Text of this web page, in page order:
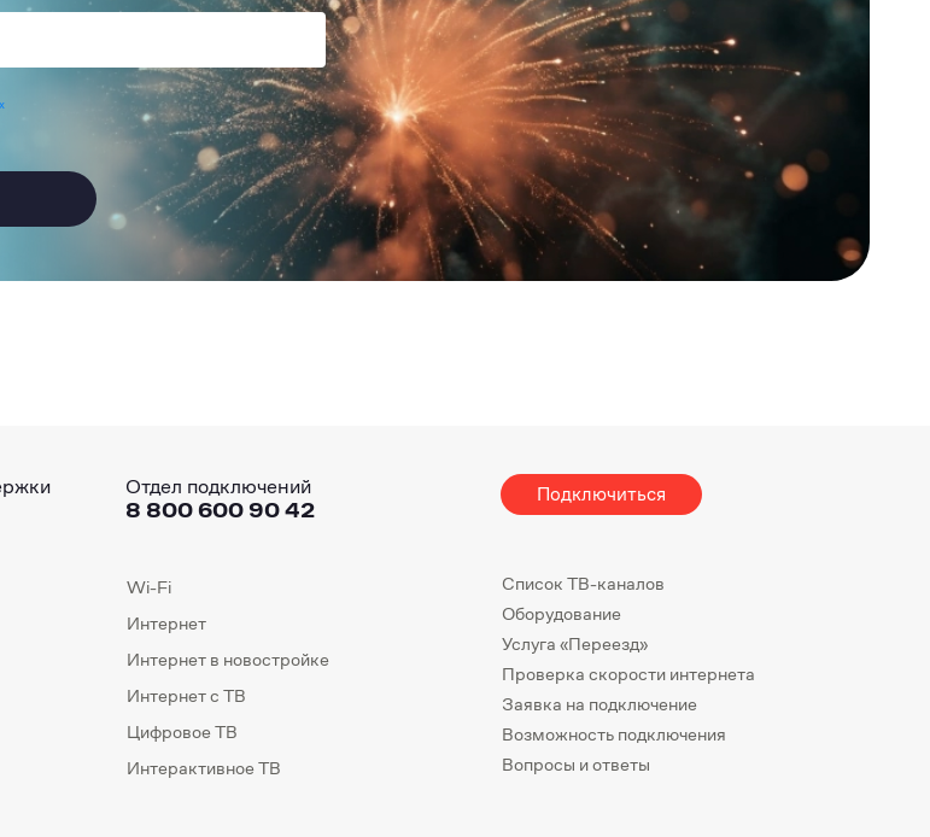
Отдел подключений
8 800 600 90 42
Подключиться
Wi-Fi
Интернет
Интернет в новостройке
Интернет с ТВ
Цифровое ТВ
Интерактивное ТВ
Список ТВ-каналов
Оборудование
Услуга «Переезд»
Проверка скорости интернета
Заявка на подключение
Возможность подключения
Вопросы и ответы